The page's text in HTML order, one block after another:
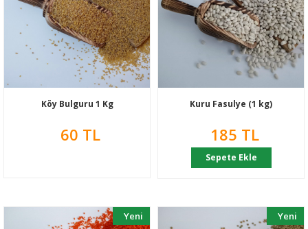
Köy Bulguru 1 Kg
60 TL
Kuru Fasulye (1 kg)
185 TL
Sepete Ekle
Yeni Yeni